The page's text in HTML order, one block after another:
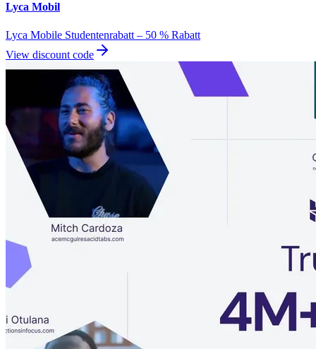
Lyca Mobil
Lyca Mobile Studentenrabatt – 50 % Rabatt
View discount code